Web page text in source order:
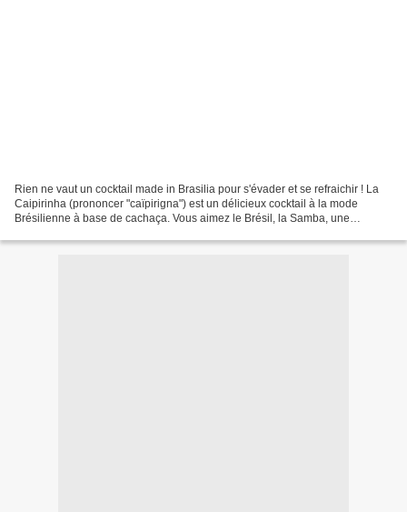
Rien ne vaut un cocktail made in Brasilia pour s'évader et se refraichir ! La
Caipirinha (prononcer "caïpirigna") est un délicieux cocktail à la mode
Brésilienne à base de cachaça. Vous aimez le Brésil, la Samba, une